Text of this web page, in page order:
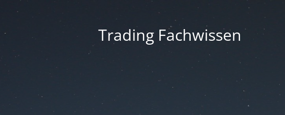
Trading Fachwissen